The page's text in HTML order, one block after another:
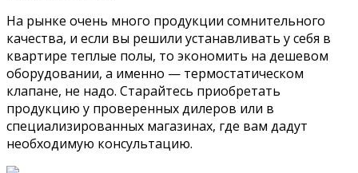
На рынке очень много продукции сомнительного
качества, и если вы решили устанавливать у себя в
квартире теплые полы, то экономить на дешевом
оборудовании, а именно — термостатическом
клапане, не надо. Старайтесь приобретать
продукцию у проверенных дилеров или в
специализированных магазинах, где вам дадут
необходимую консультацию.